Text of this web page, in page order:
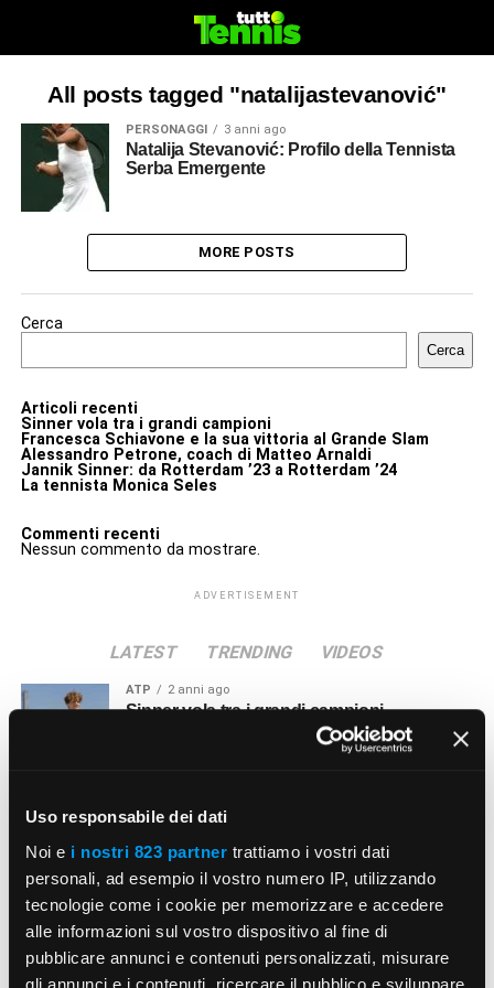
Uso responsabile dei dati
Noi e i nostri 823 partner trattiamo i vostri dati
personali, ad esempio il vostro numero IP, utilizzando
tecnologie come i cookie per memorizzare e accedere
alle informazioni sul vostro dispositivo al fine di
pubblicare annunci e contenuti personalizzati, misurare
gli annunci e i contenuti, ricercare il pubblico e sviluppare
All posts tagged "natalijastevanović"
PERSONAGGI 3 anni ago
Natalija Stevanović: Profilo della Tennista
Serba Emergente
MORE POSTS
Cerca
Cerca
Articoli recenti
Sinner vola tra i grandi campioni
Francesca Schiavone e la sua vittoria al Grande Slam
Alessandro Petrone, coach di Matteo Arnaldi
Jannik Sinner: da Rotterdam ’23 a Rotterdam ’24
La tennista Monica Seles
Commenti recenti
Nessun commento da mostrare.
ADVERTISEMENT
LATEST TRENDING VIDEOS
ATP 2 anni ago
Sinner vola tra i grandi campioni
Francesca Schiavone e la sua vittoria al
ATP 2 anni ago
Alessandro Petrone, coach di Matteo
Arnaldi